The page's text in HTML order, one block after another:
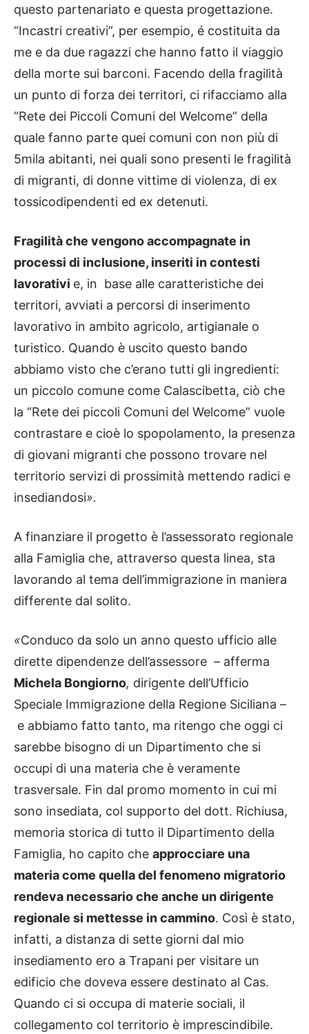
questo partenariato e questa progettazione.
“Incastri creativi”, per esempio, é costituita da
me e da due ragazzi che hanno fatto il viaggio
della morte sui barconi. Facendo della fragilità
un punto di forza dei territori, ci rifacciamo alla
“Rete dei Piccoli Comuni del Welcome” della
quale fanno parte quei comuni con non più di
5mila abitanti, nei quali sono presenti le fragilità
di migranti, di donne vittime di violenza, di ex
tossicodipendenti ed ex detenuti.
Fragilità che vengono accompagnate in
processi di inclusione, inseriti in contesti
lavorativi e, in base alle caratteristiche dei
territori, avviati a percorsi di inserimento
lavorativo in ambito agricolo, artigianale o
turistico. Quando è uscito questo bando
abbiamo visto che c’erano tutti gli ingredienti:
un piccolo comune come Calascibetta, ciò che
la “Rete dei piccoli Comuni del Welcome” vuole
contrastare e cioè lo spopolamento, la presenza
di giovani migranti che possono trovare nel
territorio servizi di prossimità mettendo radici e
insediandosi».
A finanziare il progetto è l’assessorato regionale
alla Famiglia che, attraverso questa linea, sta
lavorando al tema dell’immigrazione in maniera
differente dal solito.
«Conduco da solo un anno questo ufficio alle
dirette dipendenze dell’assessore – afferma
Michela Bongiorno, dirigente dell’Ufficio
Speciale Immigrazione della Regione Siciliana –
e abbiamo fatto tanto, ma ritengo che oggi ci
sarebbe bisogno di un Dipartimento che si
occupi di una materia che è veramente
trasversale. Fin dal promo momento in cui mi
sono insediata, col supporto del dott. Richiusa,
memoria storica di tutto il Dipartimento della
Famiglia, ho capito che approcciare una
materia come quella del fenomeno migratorio
rendeva necessario che anche un dirigente
regionale si mettesse in cammino. Così è stato,
infatti, a distanza di sette giorni dal mio
insediamento ero a Trapani per visitare un
edificio che doveva essere destinato al Cas.
Quando ci si occupa di materie sociali, il
collegamento col territorio è imprescindibile.